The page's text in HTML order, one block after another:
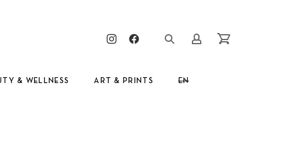
New Window
New Window
& WELLNESS ART & PRINTS EN